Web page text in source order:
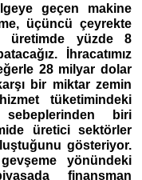
geçen makine
üçüncü çeyrekte
üretimde yüzde 8
İhracatımız
28 milyar dolar
bir miktar zemin
tüketimindeki
biri
üretici sektörler
gösteriyor.
yönündeki
finansman